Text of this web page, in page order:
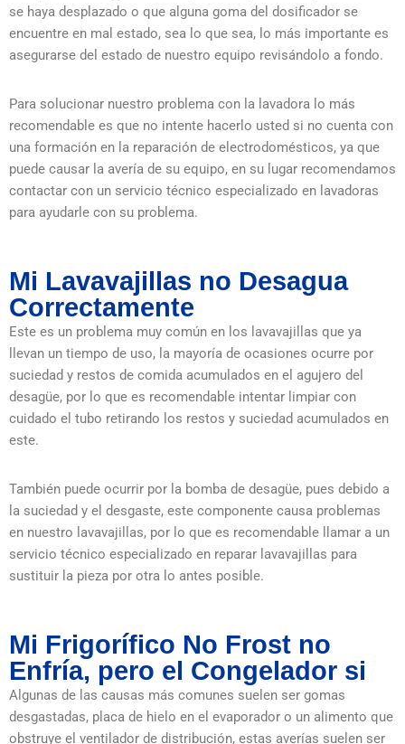
se haya desplazado o que alguna goma del dosificador se
encuentre en mal estado, sea lo que sea, lo más importante es
asegurarse del estado de nuestro equipo revisándolo a fondo.
Para solucionar nuestro problema con la lavadora lo más
recomendable es que no intente hacerlo usted si no cuenta con
una formación en la reparación de electrodomésticos, ya que
puede causar la avería de su equipo, en su lugar recomendamos
contactar con un servicio técnico especializado en lavadoras
para ayudarle con su problema.
Mi Lavavajillas no Desagua
Correctamente
Este es un problema muy común en los lavavajillas que ya
llevan un tiempo de uso, la mayoría de ocasiones ocurre por
suciedad y restos de comida acumulados en el agujero del
desagüe, por lo que es recomendable intentar limpiar con
cuidado el tubo retirando los restos y suciedad acumulados en
este.
También puede ocurrir por la bomba de desagüe, pues debido a
la suciedad y el desgaste, este componente causa problemas
en nuestro lavavajillas, por lo que es recomendable llamar a un
servicio técnico especializado en reparar lavavajillas para
sustituir la pieza por otra lo antes posible.
Mi Frigorífico No Frost no
Enfría, pero el Congelador si
Algunas de las causas más comunes suelen ser gomas
desgastadas, placa de hielo en el evaporador o un alimento que
obstruye el ventilador de distribución, estas averías suelen ser